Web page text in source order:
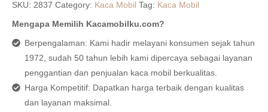
SKU: 2837 Category: Kaca Mobil Tag: Kaca Mobil
Mengapa Memilih Kacamobilku.com?
Berpengalaman: Kami hadir melayani konsumen sejak tahun
1972, sudah 50 tahun lebih kami dipercaya sebagai layanan
penggantian dan penjualan kaca mobil berkualitas.
Harga Kompetitif: Dapatkan harga terbaik dengan kualitas
dan layanan maksimal.